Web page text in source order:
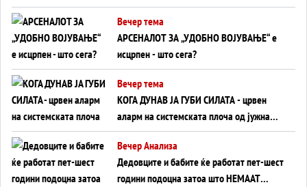
БЕЗ ФРОНТ
Вечер тема
АРСЕНАЛОТ ЗА „УДОБНО ВОЈУВАЊЕ“ е
исцрпен - што сега?
Вечер тема
КОГА ДУНАВ ЈА ГУБИ СИЛАТА - црвен
аларм на системската плоча од јужна
Германија до Црното Море...
Вечер Анализа
Дедовците и бабите ќе работат пет-шест
години подоцна затоа што НЕМААТ